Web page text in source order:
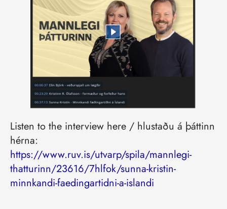
Listen to the interview here / hlustaðu á þáttinn
hérna:
https://www.ruv.is/utvarp/spila/mannlegi-
thatturinn/23616/7hlfok/sunna-kristin-
minnkandi-faedingartidni-a-islandi